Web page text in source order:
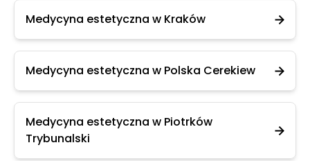
Medycyna estetyczna w Kraków
Medycyna estetyczna w Polska Cerekiew
Medycyna estetyczna w Piotrków
Trybunalski